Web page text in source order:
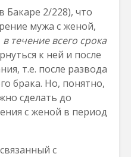
Бакаре 2/228), что
мужа с женой,
в течение всего срока
к ней и после
т.е. после развода
брака. Но, понятно,
сделать до
с женой в период
с